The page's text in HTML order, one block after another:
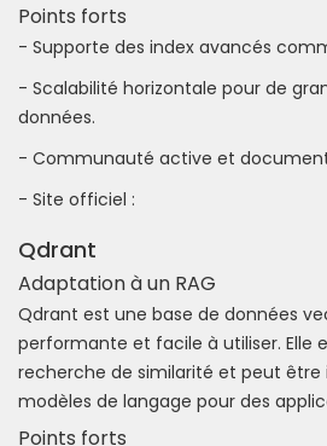
Points forts
- Supporte des index avancés
- Scalabilité horizontale pour de
données.
- Communauté active et
- Site officiel :
Qdrant
Adaptation à un RAG
Qdrant est une base de données
performante et facile à utiliser. Elle
recherche de similarité et peut être
modèles de langage pour des
Points forts